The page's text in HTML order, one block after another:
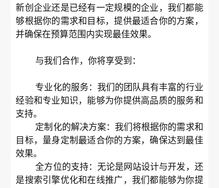
新创企业还是已经有一定规模的企业，我们都能
够根据你的需求和目标，提供最适合你的方案，
并确保在预算范围内实现最佳效果。
与我们合作，你将享受到：
专业化的服务：我们的团队具有丰富的行业
经验和专业知识，能够为你提供高品质的服务和
支持。
定制化的解决方案：我们将根据你的需求和
目标，量身定制最适合你的方案，确保达到最佳
效果。
全方位的支持：无论是网站设计与开发，还
是搜索引擎优化和在线推广，我们都能够为你提